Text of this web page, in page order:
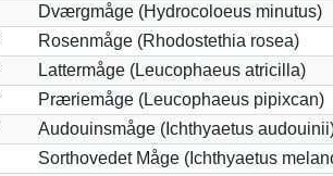
Dværgmåge (Hydrocoloeus minutus)
Rosenmåge (Rhodostethia rosea)
Lattermåge (Leucophaeus atricilla)
Præriemåge (Leucophaeus pipixcan)
Audouinsmåge (Ichthyaetus
Sorthovedet Måge (Ichthyaetus